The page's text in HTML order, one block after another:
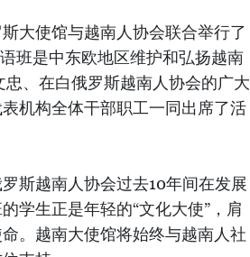
大使馆与越南人协会联合举行了
班是中东欧地区维护和弘扬越南
、在白俄罗斯越南人协会的广大
机构全体干部职工一同出席了活
斯越南人协会过去10年间在发展
学生正是年轻的“文化大使”，肩
。越南大使馆将始终与越南人社